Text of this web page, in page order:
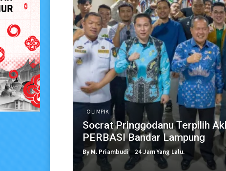
OLIMPIK
Socrat Pringgodanu Terpilih
PERBASI Bandar Lampung
By M. Priambudi 24 Jam Yang Lalu.